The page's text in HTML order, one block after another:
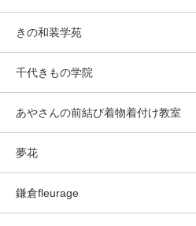
きの和装学苑
千代きもの学院
あやさんの前結び着物着付け教室
夢花
鎌倉fleurage